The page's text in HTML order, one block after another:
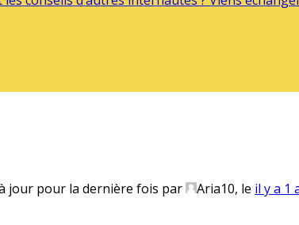
jour pour la dernière fois par Aria10, le il y a 1